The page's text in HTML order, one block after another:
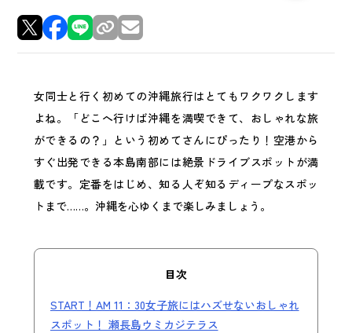
女同士と行く初めての沖縄旅行はとてもワクワクします
よね。「どこへ行けば沖縄を満喫できて、おしゃれな旅
ができるの？」という初めてさんにぴったり！空港から
すぐ出発できる本島南部には絶景ドライブスポットが満
載です。定番をはじめ、知る人ぞ知るディープなスポッ
トまで……。沖縄を心ゆくまで楽しみましょう。
目次
START！AM 11：30女子旅にはハズせないおしゃれ
スポット！ 瀬長島ウミカジテラス